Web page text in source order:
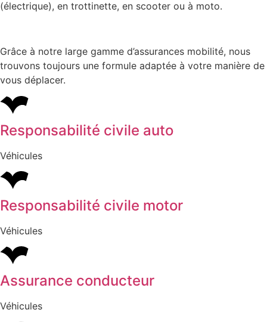
(électrique), en trottinette, en scooter ou à moto.
Grâce à notre large gamme d’assurances mobilité, nous
trouvons toujours une formule adaptée à votre manière de
vous déplacer.
Responsabilité civile auto
Véhicules
Responsabilité civile motor
Véhicules
Assurance conducteur
Véhicules